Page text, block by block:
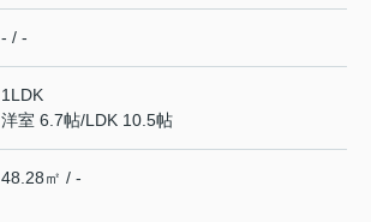
- / -
1LDK
洋室 6.7帖/LDK 10.5帖
48.28㎡ / -